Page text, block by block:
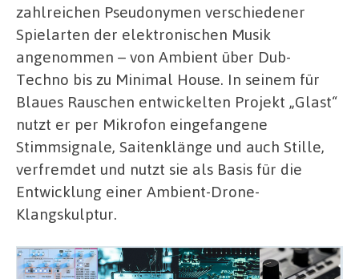
zahlreichen Pseudonymen verschiedener
Spielarten der elektronischen Musik
angenommen – von Ambient über Dub-
Techno bis zu Minimal House. In seinem für
Blaues Rauschen entwickelten Projekt „Glast“
nutzt er per Mikrofon eingefangene
Stimmsignale, Saitenklänge und auch Stille,
verfremdet und nutzt sie als Basis für die
Entwicklung einer Ambient-Drone-
Klangskulptur.